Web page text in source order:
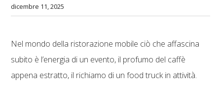
dicembre 11, 2025
Nel mondo della ristorazione mobile ciò che affascina
subito è l’energia di un evento, il profumo del caffè
appena estratto, il richiamo di un food truck in attività.